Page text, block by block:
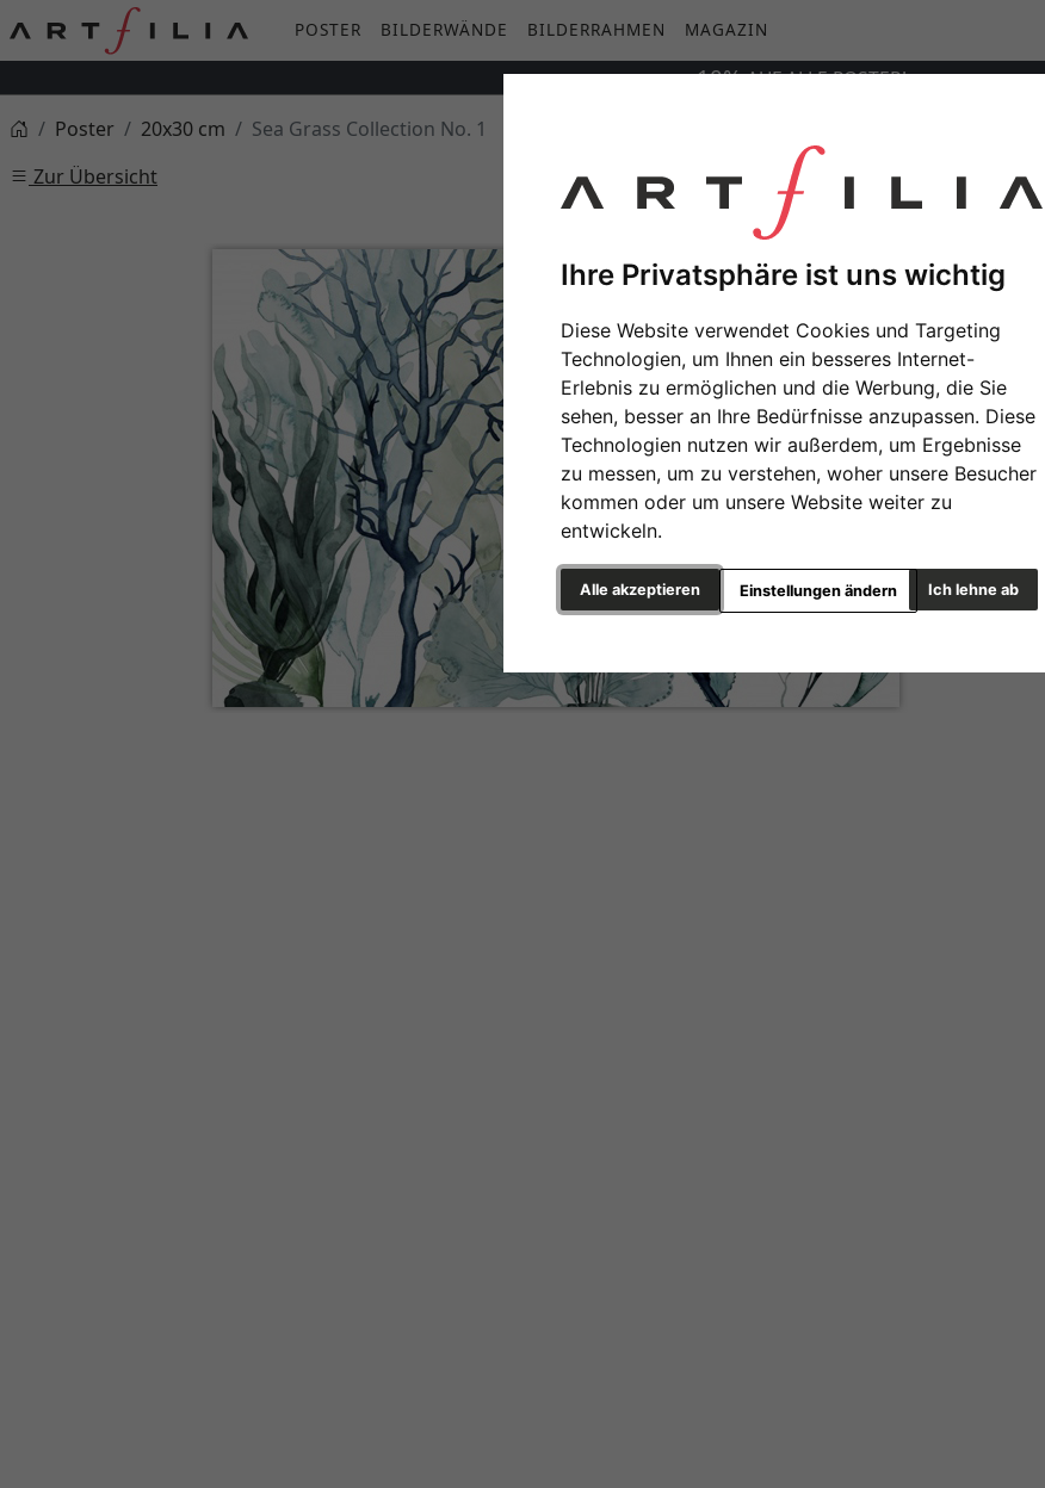
Ihre Privatsphäre ist uns wichtig
Diese Website verwendet Cookies und Targeting
Technologien, um Ihnen ein besseres Internet-
Erlebnis zu ermöglichen und die Werbung, die Sie
sehen, besser an Ihre Bedürfnisse anzupassen. Diese
Technologien nutzen wir außerdem, um Ergebnisse
zu messen, um zu verstehen, woher unsere Besucher
kommen oder um unsere Website weiter zu
entwickeln.
Alle akzeptieren Ich lehne ab
Einstellungen ändern
POSTER BILDERWÄNDE BILDERRAHMEN MAGAZIN
10%AUFALLEPOSTER!
Poster
20x30 cm
Sea Grass Collection No. 1
Zur Übersicht